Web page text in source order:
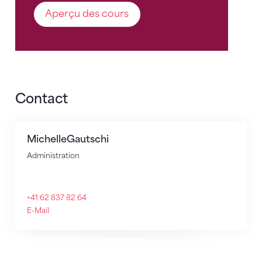
Aperçu des cours
Contact
MichelleGautschi
Administration
+41 62 837 82 64
E-Mail